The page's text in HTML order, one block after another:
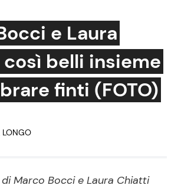
Gossip e TV
Bellezze VIP
Programmi TV
e Laura
belli insieme
finti (FOTO)
LONGO
Marco Bocci e Laura Chiatti